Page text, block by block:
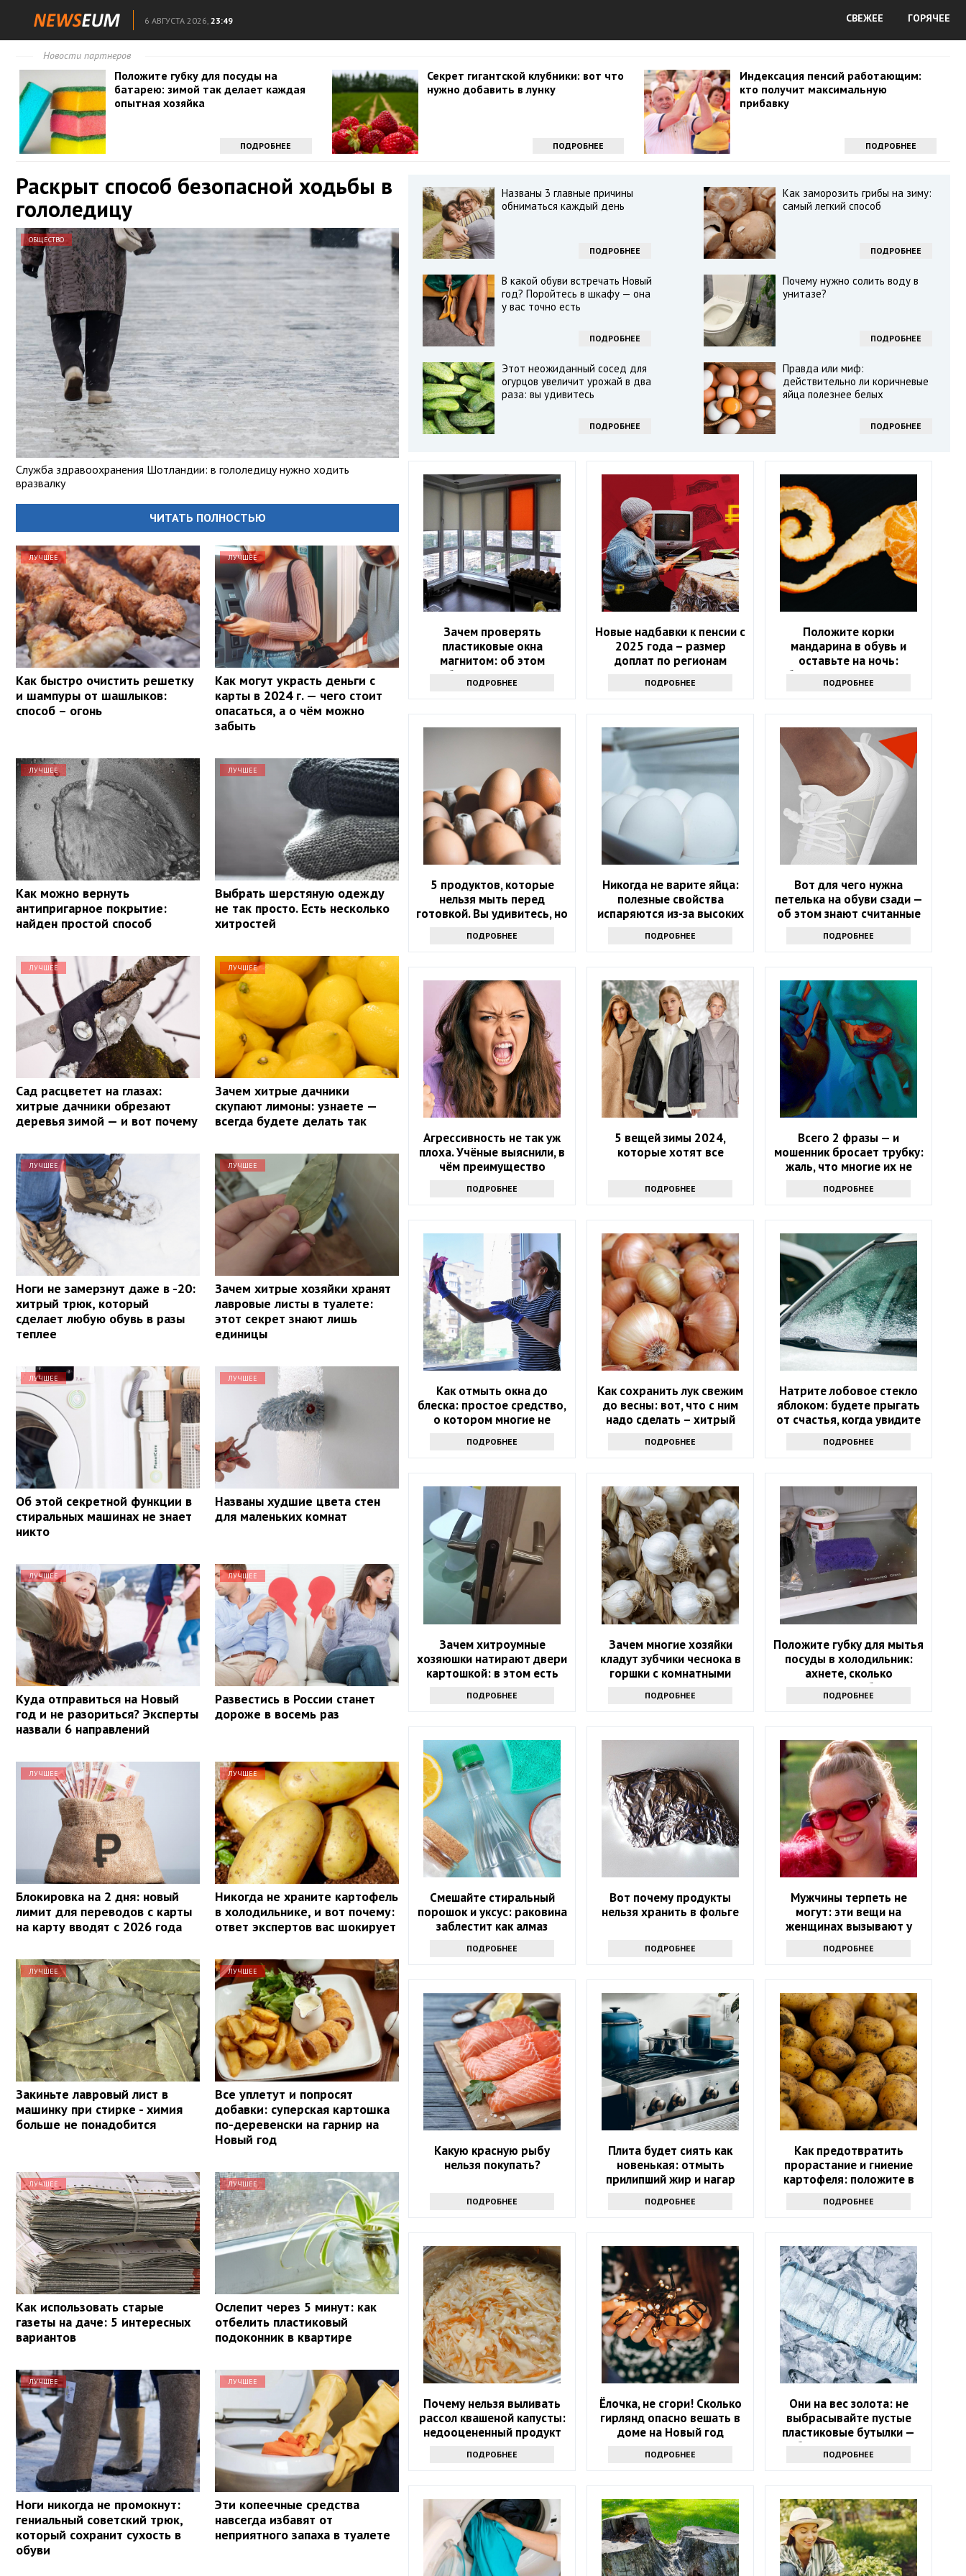
6 АВГУСТА 2026, 23:49 СВЕЖЕЕ ГОРЯЧЕЕ
Новости партнеров
Положите губку для посуды на
батарею: зимой так делает каждая
опытная хозяйка
ПОДРОБНЕЕ
Секрет гигантской клубники: вот что
нужно добавить в лунку
ПОДРОБНЕЕ
Индексация пенсий работающим:
кто получит максимальную
прибавку
ПОДРОБНЕЕ
Раскрыт способ безопасной ходьбы в
гололедицу
ОБЩЕСТВО
Служба здравоохранения Шотландии: в гололедицу нужно ходить
вразвалку
ЧИТАТЬ ПОЛНОСТЬЮ
ЛУЧШЕЕ
Как быстро очистить решетку
и шампуры от шашлыков:
способ – огонь
ЛУЧШЕЕ
Как могут украсть деньги с
карты в 2024 г. — чего стоит
опасаться, а о чём можно
забыть
ЛУЧШЕЕ
Как можно вернуть
антипригарное покрытие:
найден простой способ
ЛУЧШЕЕ
Выбрать шерстяную одежду
не так просто. Есть несколько
хитростей
ЛУЧШЕЕ
Сад расцветет на глазах:
хитрые дачники обрезают
деревья зимой — и вот почему
ЛУЧШЕЕ
Зачем хитрые дачники
скупают лимоны: узнаете —
всегда будете делать так
ЛУЧШЕЕ
Ноги не замерзнут даже в -20:
хитрый трюк, который
сделает любую обувь в разы
теплее
ЛУЧШЕЕ
Зачем хитрые хозяйки хранят
лавровые листы в туалете:
этот секрет знают лишь
единицы
ЛУЧШЕЕ
Об этой секретной функции в
стиральных машинах не знает
никто
ЛУЧШЕЕ
Названы худшие цвета стен
для маленьких комнат
ЛУЧШЕЕ
Куда отправиться на Новый
год и не разориться? Эксперты
назвали 6 направлений
ЛУЧШЕЕ
Развестись в России станет
дороже в восемь раз
ЛУЧШЕЕ
Блокировка на 2 дня: новый
лимит для переводов с карты
на карту вводят с 2026 года
ЛУЧШЕЕ
Никогда не храните картофель
в холодильнике, и вот почему:
ответ экспертов вас шокирует
ЛУЧШЕЕ
Закиньте лавровый лист в
машинку при стирке - химия
больше не понадобится
ЛУЧШЕЕ
Все уплетут и попросят
добавки: суперская картошка
по-деревенски на гарнир на
Новый год
ЛУЧШЕЕ
Как использовать старые
газеты на даче: 5 интересных
вариантов
ЛУЧШЕЕ
Ослепит через 5 минут: как
отбелить пластиковый
подоконник в квартире
ЛУЧШЕЕ
Ноги никогда не промокнут:
гениальный советский трюк,
который сохранит сухость в
обуви
ЛУЧШЕЕ
Эти копеечные средства
навсегда избавят от
неприятного запаха в туалете
Названы 3 главные причины
обниматься каждый день
ПОДРОБНЕЕ
Как заморозить грибы на зиму:
самый легкий способ
ПОДРОБНЕЕ
В какой обуви встречать Новый
год? Поройтесь в шкафу — она
у вас точно есть
ПОДРОБНЕЕ
Почему нужно солить воду в
унитазе?
ПОДРОБНЕЕ
Этот неожиданный сосед для
огурцов увеличит урожай в два
раза: вы удивитесь
ПОДРОБНЕЕ
Правда или миф:
действительно ли коричневые
яйца полезнее белых
ПОДРОБНЕЕ
Зачем проверять
пластиковые окна
магнитом: об этом
большинство не
догадывается, а зря
ПОДРОБНЕЕ
Новые надбавки к пенсии с
2025 года – размер
доплат по регионам
ПОДРОБНЕЕ
Положите корки
мандарина в обувь и
оставьте на ночь:
обалдеете, какую пользу
это принесет
ПОДРОБНЕЕ
5 продуктов, которые
нельзя мыть перед
готовкой. Вы удивитесь, но
ПОДРОБНЕЕ
Никогда не варите яйца:
полезные свойства
испаряются из-за высоких
ПОДРОБНЕЕ
Вот для чего нужна
петелька на обуви сзади —
об этом знают считанные
ПОДРОБНЕЕ
Агрессивность не так уж
плоха. Учёные выяснили, в
чём преимущество
ПОДРОБНЕЕ
5 вещей зимы 2024,
которые хотят все
ПОДРОБНЕЕ
Всего 2 фразы — и
мошенник бросает трубку:
жаль, что многие их не
ПОДРОБНЕЕ
Как отмыть окна до
блеска: простое средство,
о котором многие не
ПОДРОБНЕЕ
Как сохранить лук свежим
до весны: вот, что с ним
надо сделать – хитрый
ПОДРОБНЕЕ
Натрите лобовое стекло
яблоком: будете прыгать
от счастья, когда увидите
ПОДРОБНЕЕ
Зачем хитроумные
хозяюшки натирают двери
картошкой: в этом есть
ПОДРОБНЕЕ
Зачем многие хозяйки
кладут зубчики чеснока в
горшки с комнатными
ПОДРОБНЕЕ
Положите губку для мытья
посуды в холодильник:
ахнете, сколько
надоевших проблем это
решит
ПОДРОБНЕЕ
Смешайте стиральный
порошок и уксус: раковина
заблестит как алмаз
ПОДРОБНЕЕ
Вот почему продукты
нельзя хранить в фольге
ПОДРОБНЕЕ
Мужчины терпеть не
могут: эти вещи на
женщинах вызывают у
ПОДРОБНЕЕ
Какую красную рыбу
нельзя покупать?
ПОДРОБНЕЕ
Плита будет сиять как
новенькая: отмыть
прилипший жир и нагар
средства
ПОДРОБНЕЕ
Как предотвратить
прорастание и гниение
картофеля: положите в
листиков
ПОДРОБНЕЕ
Почему нельзя выливать
рассол квашеной капусты:
недооцененный продукт
ПОДРОБНЕЕ
Ёлочка, не сгори! Сколько
гирлянд опасно вешать в
доме на Новый год
ПОДРОБНЕЕ
Они на вес золота: не
выбрасывайте пустые
пластиковые бутылки —
обалдеете, зачем они
нужны
ПОДРОБНЕЕ